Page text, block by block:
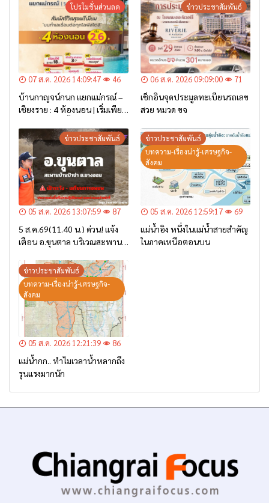
โปรโมชั่นส่วนลด
07 ส.ค. 2026 14:09:47 46
บ้านกาญจน์กนก แยกแม่กรณ์ –
เชียงราย : 4 ห้องนอน | เริ่มเพียง
ข่าวประชาสัมพันธ์
06 ส.ค. 2026 09:09:00 71
เช็กอินจุดประมูลทะเบียนรถเลข
สวย หมวด ขจ
ข่าวประชาสัมพันธ์
05 ส.ค. 2026 13:07:59 87
5 ส.ค.69(11.40 น.) ด่วน! แจ้ง
เตือน อ.ขุนตาล บริเวณสะพาน
– เตรียมการอพยพ”
ข่าวประชาสัมพันธ์
บทความ-เรื่องน่ารู้-เศรษฐกิจ-
สังคม
05 ส.ค. 2026 12:59:17 69
แม่น้ำอิง หนึ่งในแม่น้ำสายสำคัญ
ในภาคเหนือตอนบน
ข่าวประชาสัมพันธ์
บทความ-เรื่องน่ารู้-เศรษฐกิจ-
สังคม
05 ส.ค. 2026 12:21:39 86
แม่น้ำกก.. ทำไมเวลาน้ำหลากถึง
รุนแรงมากนัก